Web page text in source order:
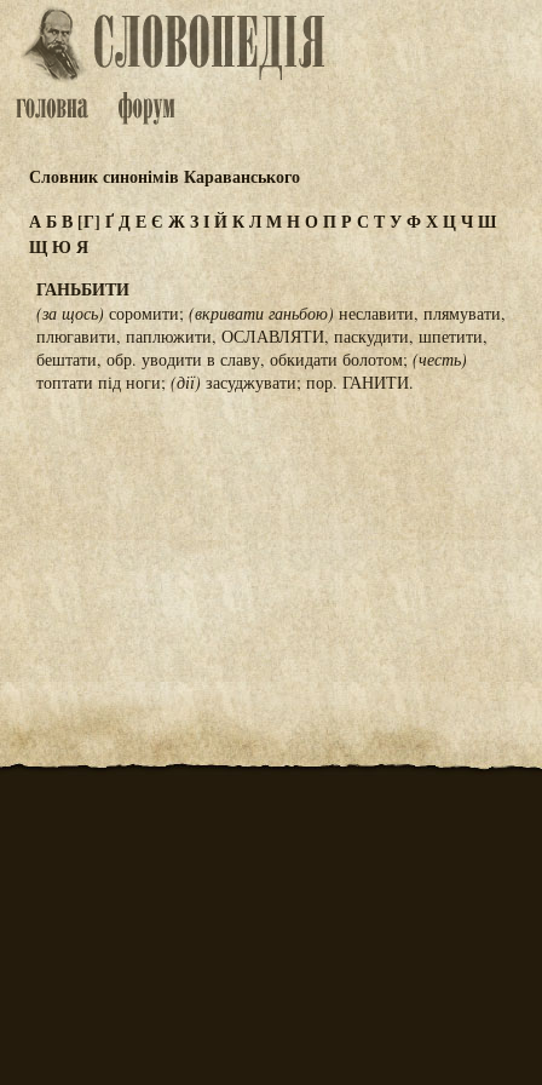
Словник синонімів Караванського
АБВ[Г] ҐДЕЄ ЖЗІЙКЛМНОПР С ТУФХЦЧШ
ЩЮ Я
ГАНЬБИТИ
(за щось) соромити; (вкривати ганьбою)неславити, плямувати,
плюгавити, паплюжити, ОСЛАВЛЯТИ, паскудити, шпетити,
бештати, обр. уводити в славу, обкидати болотом; (честь)
топтати під ноги;(дії)засуджувати; пор. ГАНИТИ.